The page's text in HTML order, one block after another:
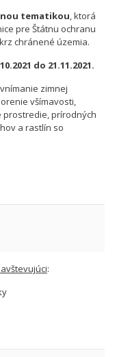
tematikou, ktorá
pre Štátnu ochranu
chránené územia.
do 21.11.2021.
zimnej
všímavosti,
prostredie, prírodných
a rastlín so
: